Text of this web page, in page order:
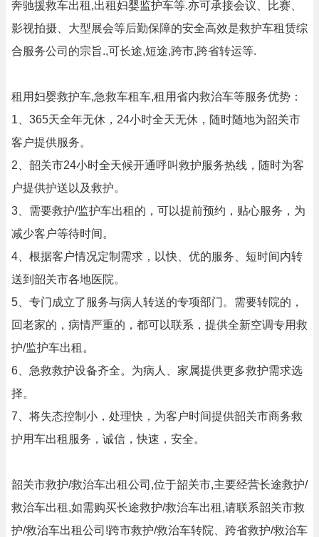
奔驰援救车出租,出租妇婴监护车等.亦可承接会议、比赛、
影视拍摄、大型展会等后勤保障的安全高效是救护车租赁综
合服务公司的宗旨.,可长途,短途,跨市,跨省转运等.
租用妇婴救护车,急救车租车,租用省内救治车等服务优势：
1、365天全年无休，24小时全天无休，随时随地为韶关市
客户提供服务。
2、韶关市24小时全天候开通呼叫救护服务热线，随时为客
户提供护送以及救护。
3、需要救护/监护车出租的，可以提前预约，贴心服务，为
减少客户等待时间。
4、根据客户情况定制需求，以快、优的服务、短时间内转
送到韶关市各地医院。
5、专门成立了服务与病人转送的专项部门。需要转院的，
回老家的，病情严重的，都可以联系，提供全新空调专用救
护/监护车出租。
6、急救救护设备齐全。为病人、家属提供更多救护需求选
择。
7、将失态控制小，处理快，为客户时间提供韶关市商务救
护用车出租服务，诚信，快速，安全。
韶关市救护/救治车出租公司,位于韶关市,主要经营长途救护/
救治车出租,如需购买长途救护/救治车出租,请联系韶关市救
护/救治车出租公司!跨市救护/救治车转院、跨省救护/救治车